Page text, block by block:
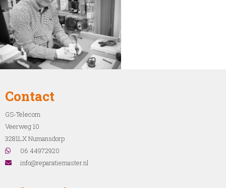
Contact
GS-Telecom
Veerweg 10
3281LX Numansdorp
06 44972920
info@reparatiemaster.nl